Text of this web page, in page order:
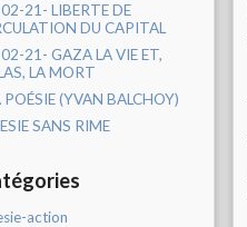
21- LIBERTE DE
DU CAPITAL
21- GAZA LA VIE ET,
LA MORT
(YVAN BALCHOY)
SANS RIME
action